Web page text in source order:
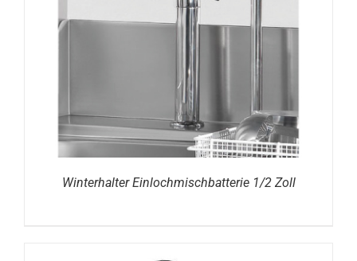
DETAILS
Winterhalter Einlochmischbatterie 1/2 Zoll